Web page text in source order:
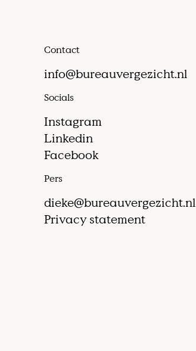
Contact
info@bureauvergezicht.nl
Socials
Instagram
Linkedin
Facebook
Pers
dieke@bureauvergezicht.nl
Privacy statement